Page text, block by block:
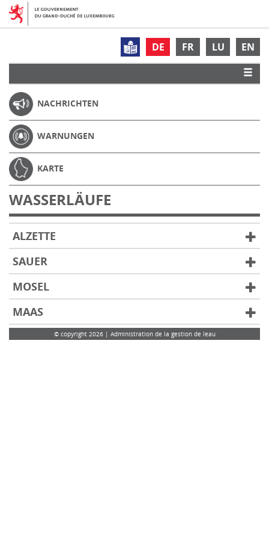
DE FR LU EN
NACHRICHTEN
WARNUNGEN
KARTE
WASSERLÄUFE
ALZETTE
SAUER
MOSEL
MAAS
© copyright 2026 | Administration de la gestion de leau